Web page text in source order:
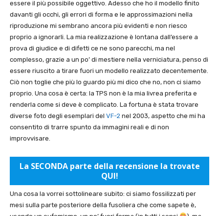
essere il più possibile oggettivo. Adesso che ho il modello finito
davanti gli occhi, gli errori di forma e le approssimazioni nella
riproduzione mi sembrano ancora più evidenti e non riesco
proprio a ignorarli. La mia realizzazione è lontana dall’essere a
prova di giudice e di difetti ce ne sono parecchi, ma nel
complesso, grazie a un po’ di mestiere nella verniciatura, penso di
essere riuscito a tirare fuori un modello realizzato decentemente.
Ciò non toglie che più lo guardo più mi dico che no, non ci siamo
proprio. Una cosa è certa: la TPS non è la mia livrea preferita e
renderla come si deve è complicato. La fortuna è stata trovare
diverse foto degli esemplari del VF-2 nel 2003, aspetto che mi ha
consentito di trarre spunto da immagini reali e di non
improvvisare.
La SECONDA parte della recensione la trovate
QUI!
Una cosa la vorrei sottolineare subito: ci siamo fossilizzati per
mesi sulla parte posteriore della fusoliera che come sapete è,